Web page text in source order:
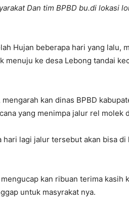
Dan tim BPBD bu.di lokasi
Hujan beberapa hari yang lalu,
ke desa Lebong tandai
kan dinas BPBD
yang menimpa jalur rel molek
lagi jalur tersebut akan bisa
kan ribuan terima kasih
untuk masyrakat nya.